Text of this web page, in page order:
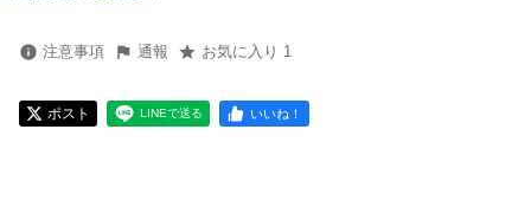
注意事項 通報 お気に入り 1
ポスト LINEで送る いいね！